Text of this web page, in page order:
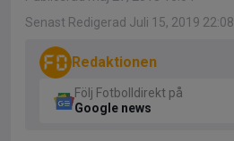
Senast Redigerad Juli 15, 2019 22:08
Redaktionen
Följ Fotbolldirekt på
Google news